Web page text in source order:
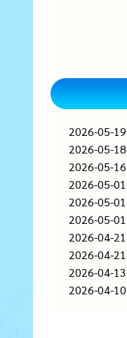
2026-05-19
2026-05-18
2026-05-16
2026-05-01
2026-05-01
2026-05-01
2026-04-21
2026-04-21
2026-04-13
2026-04-10